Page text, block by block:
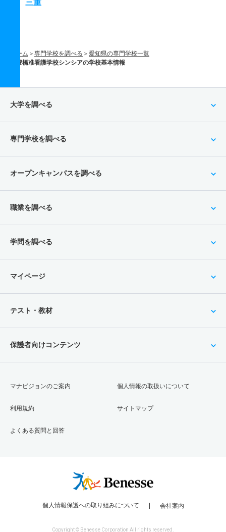
三重
ホーム 専門学校を調べる
愛知県の専門学校一覧
豊橋准看護学校シンシアの学校基本情報
大学を調べる
専門学校を調べる
オープンキャンパスを調べる
職業を調べる
学問を調べる
マイページ
テスト・教材
保護者向けコンテンツ
マナビジョンのご案内
利用規約
よくある質問と回答
個人情報の取扱いについて
サイトマップ
個人情報保護への取り組みについて 会社案内
Copyright © Benesse Corporation All rights reserved.